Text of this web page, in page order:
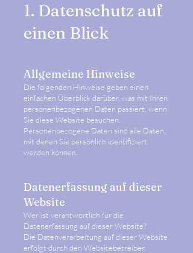
1. Datenschutz auf
einen Blick
Allgemeine Hinweise
Die folgenden Hinweise geben einen
einfachen Überblick darüber, was mit Ihren
personenbezogenen Daten passiert, wenn
Sie diese Website besuchen.
Personenbezogene Daten sind alle Daten,
mit denen Sie persönlich identifiziert
werden können.
Datenerfassung auf dieser
Website
Wer ist verantwortlich für die
Datenerfassung auf dieser Website?
Die Datenverarbeitung auf dieser Website
erfolgt durch den Websitebetreiber.